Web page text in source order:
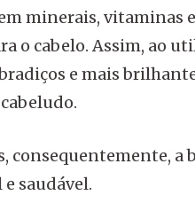
minerais, vitaminas
o cabelo. Assim, ao
e mais
consequentemente, a
saudável.